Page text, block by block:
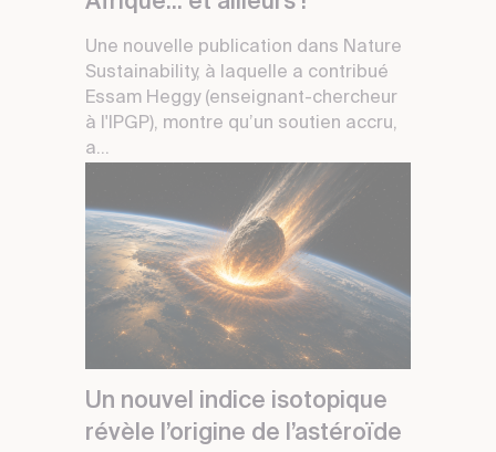
Une nouvelle publication dans Nature
Sustainability, à laquelle a contribué
Essam Heggy (enseignant-chercheur
à l'IPGP), montre qu’un soutien accru,
a...
Un nouvel indice isotopique
révèle l’origine de l’astéroïde